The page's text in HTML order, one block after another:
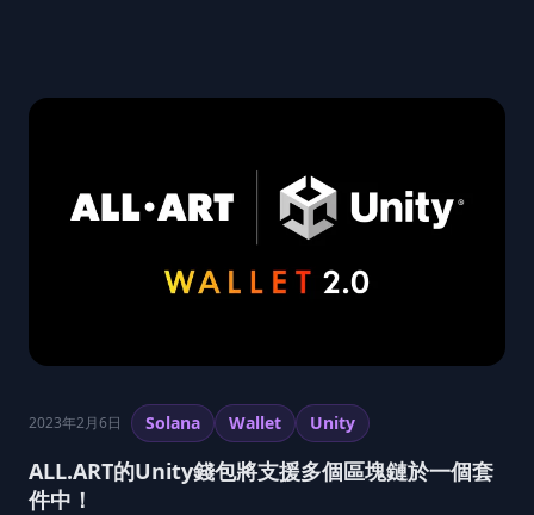
2023年2月6日 Solana Wallet Unity
ALL.ART的Unity錢包將支援多個區塊鏈於一個套
件中！